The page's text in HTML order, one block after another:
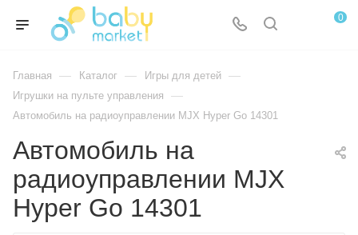
0
Главная — Каталог — Игры для детей —
Игрушки на пульте управления —
Автомобиль на радиоуправлении MJX Hyper Go 14301
Автомобиль на
радиоуправлении MJX
Hyper Go 14301